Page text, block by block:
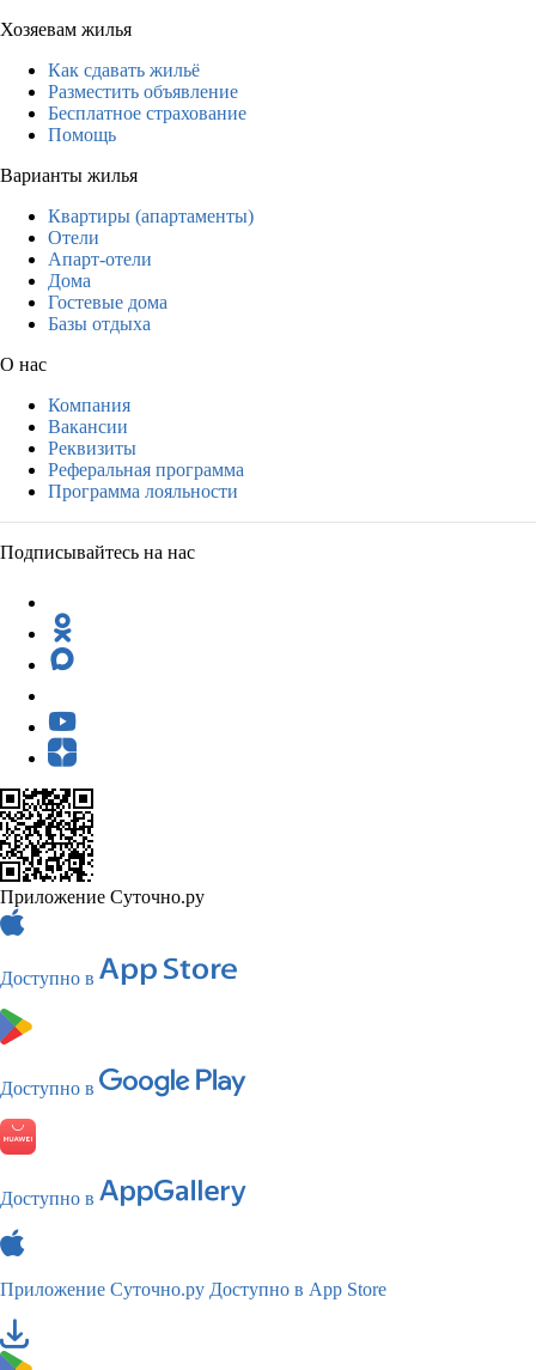
Хозяевам жилья
Как сдавать жильё
Разместить объявление
Бесплатное страхование
Помощь
Варианты жилья
Квартиры (апартаменты)
Отели
Апарт-отели
Дома
Гостевые дома
Базы отдыха
О нас
Компания
Вакансии
Реквизиты
Реферальная программа
Программа лояльности
Подписывайтесь на нас
Приложение Суточно.ру
Доступно в
Доступно в
Доступно в
Приложение Суточно.ру Доступно в App Store